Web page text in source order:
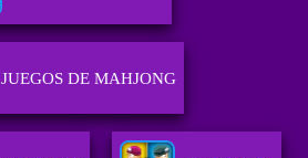
JUEGOS DE MAHJONG